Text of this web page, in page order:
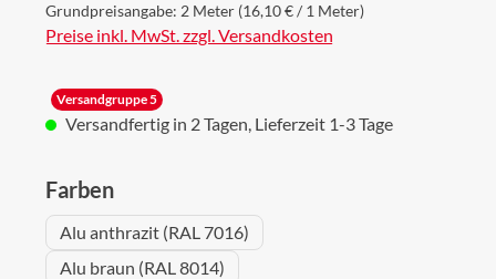
Grundpreisangabe: 2 Meter (16,10 € / 1 Meter)
Preise inkl. MwSt. zzgl. Versandkosten
Versandgruppe 5
Versandfertig in 2 Tagen, Lieferzeit 1-3 Tage
Farbenauswählen
Alu anthrazit (RAL 7016)
Alu braun (RAL 8014)